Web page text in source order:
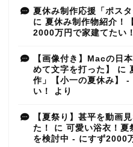
夏休み制作応援「ポス
に 夏休み制作物紹介！
2000万円で家建てたい！
【画像付き】Macの日
めて文字を打った】
に
作」【小一の夏休み】
い！
より
【夏祭り】甚平を動画
た！
に 可愛い浴衣！夏
を検討中 - にすず2000